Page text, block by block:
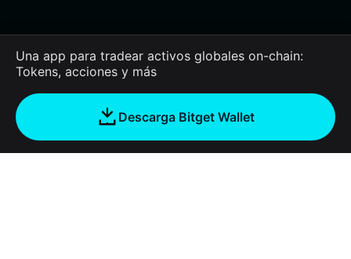
Una app para tradear activos globales on-chain:
Tokens, acciones y más
Descarga Bitget Wallet